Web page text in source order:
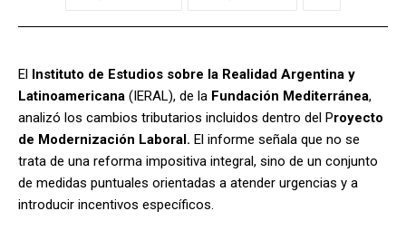
El Instituto de Estudios sobre la Realidad Argentina y
Latinoamericana (IERAL), de la Fundación Mediterránea,
analizó los cambios tributarios incluidos dentro del Proyecto
de Modernización Laboral. El informe señala que no se
trata de una reforma impositiva integral, sino de un conjunto
de medidas puntuales orientadas a atender urgencias y a
introducir incentivos específicos.